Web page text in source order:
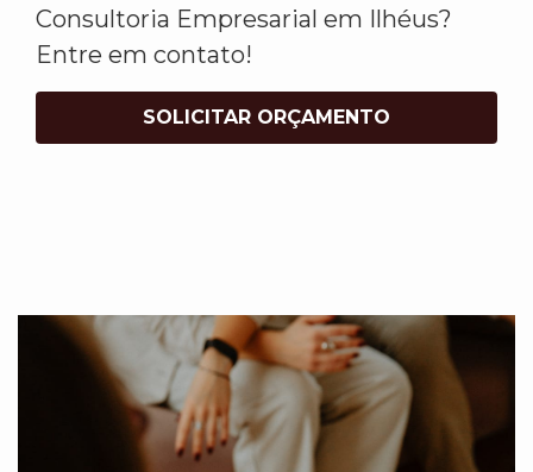
Consultoria Empresarial em Ilhéus?
Entre em contato!
SOLICITAR ORÇAMENTO